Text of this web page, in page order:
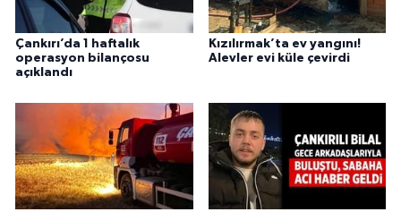
Çankırı’da 1 haftalık
operasyon bilançosu
açıklandı
Kızılırmak’ta ev yangını!
Alevler evi küle çevirdi